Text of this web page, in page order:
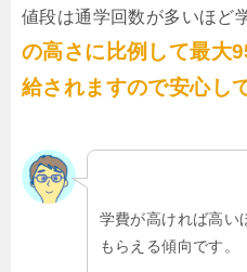
値段は通学回数が多いほど
の高さに比例して最大
給されますので安心し
学費が高ければ高い
もらえる傾向です。